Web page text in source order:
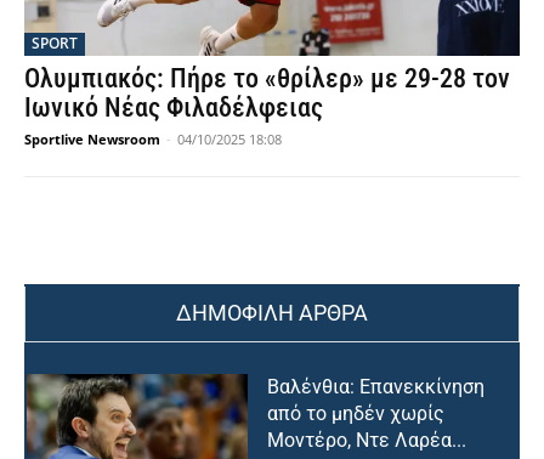
SPORT
Ολυμπιακός: Πήρε το «θρίλερ» με 29-28 τον
Ιωνικό Νέας Φιλαδέλφειας
Sportlive Newsroom - 04/10/2025 18:08
ΔΗΜΟΦΙΛΗ ΑΡΘΡΑ
Βαλένθια: Επανεκκίνηση
από το μηδέν χωρίς
Μοντέρο, Ντε Λαρέα...